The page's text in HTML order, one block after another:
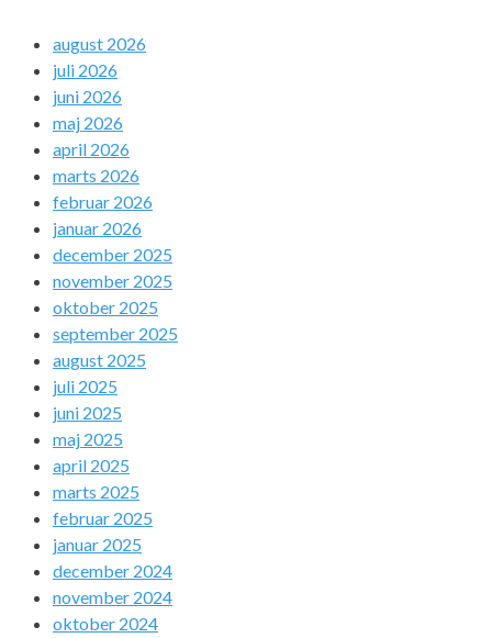
august 2026
juli 2026
juni 2026
maj 2026
april 2026
marts 2026
februar 2026
januar 2026
december 2025
november 2025
oktober 2025
september 2025
august 2025
juli 2025
juni 2025
maj 2025
april 2025
marts 2025
februar 2025
januar 2025
december 2024
november 2024
oktober 2024